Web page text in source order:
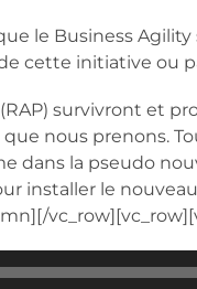
le Business
cette initiative ou
survivront et
nous prenons.
dans la pseudo
installer le